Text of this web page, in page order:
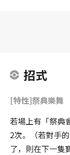
招式
[特性]祭典樂舞
若場上有「祭典
2次。（若對手
了，則在下一隻